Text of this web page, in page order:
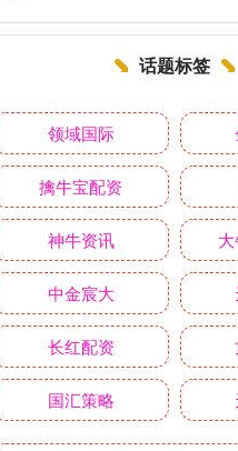
话题标签
领域国际
擒牛宝配资
神牛资讯
中金宸大
长红配资
国汇策略